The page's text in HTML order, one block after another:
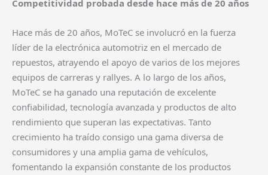
Competitividad probada desde hace más de 20 años
Hace más de 20 años, MoTeC se involucró en la fuerza
líder de la electrónica automotriz en el mercado de
repuestos, atrayendo el apoyo de varios de los mejores
equipos de carreras y rallyes. A lo largo de los años,
MoTeC se ha ganado una reputación de excelente
confiabilidad, tecnología avanzada y productos de alto
rendimiento que superan las expectativas. Tanto
crecimiento ha traído consigo una gama diversa de
consumidores y una amplia gama de vehículos,
fomentando la expansión constante de los productos